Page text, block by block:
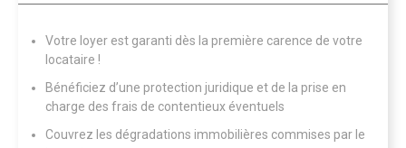
Votre loyer est garanti dès la première carence de votre
locataire !
Bénéficiez d’une protection juridique et de la prise en
charge des frais de contentieux éventuels
Couvrez les dégradations immobilières commises par le